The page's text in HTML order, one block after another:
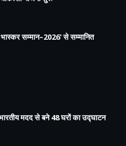
भास्कर सम्मान–2026' से सम्मानित
मदद से बने 48 घरों का उद्घाटन